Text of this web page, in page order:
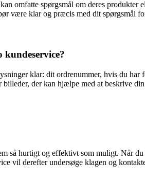
omfatte spørgsmål om deres produkter
være klar og præcis med dit spørgsmål
klar: dit ordrenummer, hvis du
der kan hjælpe med at beskrive
så hurtigt og effektivt som muligt. Når
vil derefter undersøge klagen og